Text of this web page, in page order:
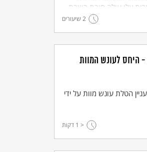
אלו עולה חובת השבת
יש סימן וניתן לייחס
2 שיעורים
היחס לעונש המוות
הטלת עונש מוות על ידי
< 1 דקות